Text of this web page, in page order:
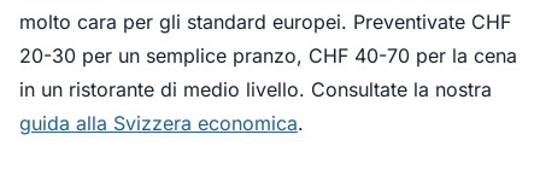
molto cara per gli standard europei. Preventivate CHF
20-30 per un semplice pranzo, CHF 40-70 per la cena
in un ristorante di medio livello. Consultate la nostra
guida alla Svizzera economica.